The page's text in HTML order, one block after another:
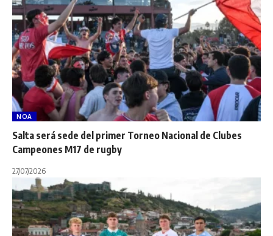
NOA
Salta será sede del primer Torneo Nacional de Clubes
Campeones M17 de rugby
27/07/2026